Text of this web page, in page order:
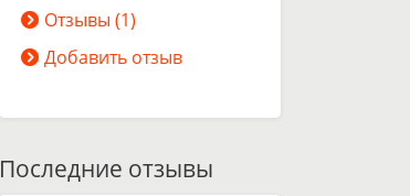
Отзывы (1)
Добавить отзыв
Последние отзывы